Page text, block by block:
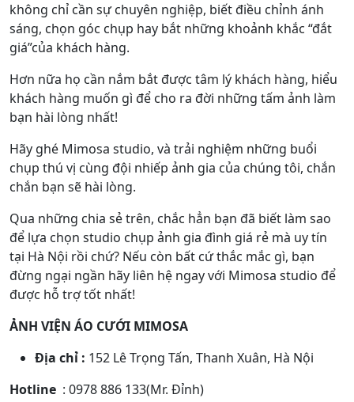
không chỉ cần sự chuyên nghiệp, biết điều chỉnh ánh
sáng, chọn góc chụp hay bắt những khoảnh khắc “đắt
giá”của khách hàng.
Hơn nữa họ cần nắm bắt được tâm lý khách hàng, hiểu
khách hàng muốn gì để cho ra đời những tấm ảnh làm
bạn hài lòng nhất!
Hãy ghé Mimosa studio, và trải nghiệm những buổi
chụp thú vị cùng đội nhiếp ảnh gia của chúng tôi, chắn
chắn bạn sẽ hài lòng.
Qua những chia sẻ trên, chắc hẳn bạn đã biết làm sao
để lựa chọn studio chụp ảnh gia đình giá rẻ mà uy tín
tại Hà Nội rồi chứ? Nếu còn bất cứ thắc mắc gì, bạn
đừng ngại ngần hãy liên hệ ngay với Mimosa studio để
được hỗ trợ tốt nhất!
ẢNH VIỆN ÁO CƯỚI MIMOSA
Địa chỉ : 152 Lê Trọng Tấn, Thanh Xuân, Hà Nội
Hotline : 0978 886 133(Mr. Đỉnh)